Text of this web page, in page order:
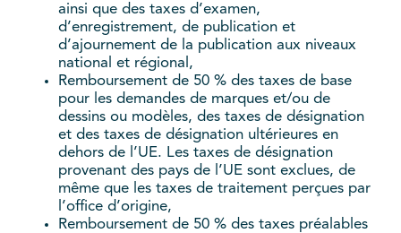
ainsi que des taxes d’examen,
d’enregistrement, de publication et
d’ajournement de la publication aux niveaux
national et régional,
Remboursement de 50 % des taxes de base
pour les demandes de marques et/ou de
dessins ou modèles, des taxes de désignation
et des taxes de désignation ultérieures en
dehors de l’UE. Les taxes de désignation
provenant des pays de l’UE sont exclues, de
même que les taxes de traitement perçues par
l’office d’origine,
Remboursement de 50 % des taxes préalables